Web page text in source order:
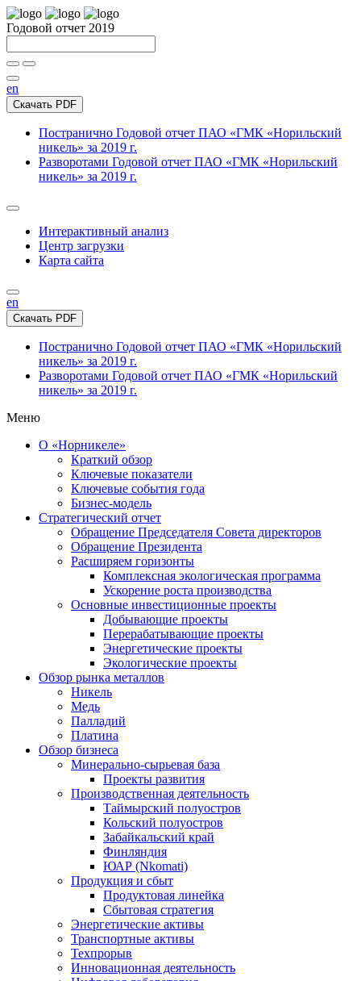
Годовой отчет 2019
en
Скачать PDF
Постранично Годовой отчет ПАО «ГМК «Норильский
никель» за 2019 г.
Разворотами Годовой отчет ПАО «ГМК «Норильский
никель» за 2019 г.
Интерактивный анализ
Центр загрузки
Карта сайта
en
Скачать PDF
Постранично Годовой отчет ПАО «ГМК «Норильский
никель» за 2019 г.
Разворотами Годовой отчет ПАО «ГМК «Норильский
никель» за 2019 г.
Меню
О «Норникеле»
Краткий обзор
Ключевые показатели
Ключевые события года
Бизнес-модель
Стратегический отчет
Обращение Председателя Совета директоров
Обращение Президента
Расширяем горизонты
Комплексная экологическая программа
Ускорение роста производства
Основные инвестиционные проекты
Добывающие проекты
Перерабатывающие проекты
Энергетические проекты
Экологические проекты
Обзор рынка металлов
Никель
Медь
Палладий
Платина
Обзор бизнеса
Минерально-сырьевая база
Проекты развития
Производственная деятельность
Таймырский полуостров
Кольский полуостров
Забайкальский край
Финляндия
ЮАР (Nkomati)
Продукция и сбыт
Продуктовая линейка
Сбытовая стратегия
Энергетические активы
Транспортные активы
Техпрорыв
Инновационная деятельность